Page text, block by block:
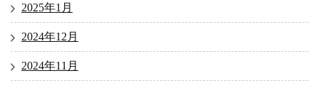
2025年1月
2024年12月
2024年11月